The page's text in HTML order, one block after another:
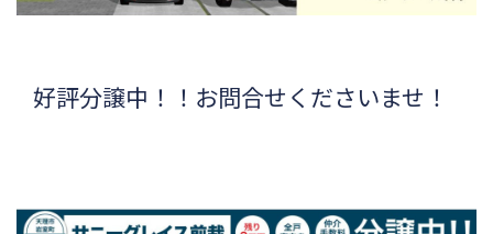
好評分譲中！！お問合せくださいませ！